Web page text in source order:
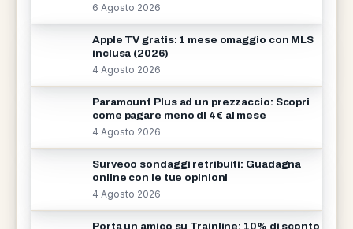
6 Agosto 2026
Apple TV gratis: 1 mese omaggio con MLS
inclusa (2026)
4 Agosto 2026
Paramount Plus ad un prezzaccio: Scopri
come pagare meno di 4€ al mese
4 Agosto 2026
Surveoo sondaggi retribuiti: Guadagna
online con le tue opinioni
4 Agosto 2026
Porta un amico su Trainline: 10% di sconto